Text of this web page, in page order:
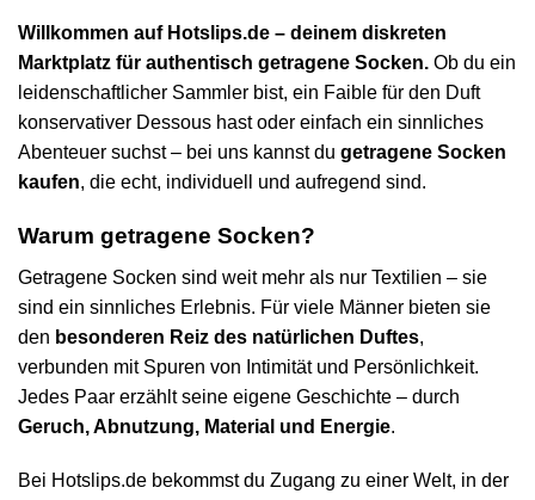
Willkommen auf Hotslips.de – deinem diskreten
Marktplatz für authentisch getragene Socken. Ob du ein
leidenschaftlicher Sammler bist, ein Faible für den Duft
konservativer Dessous hast oder einfach ein sinnliches
Abenteuer suchst – bei uns kannst du getragene Socken
kaufen, die echt, individuell und aufregend sind.
Warum getragene Socken?
Getragene Socken sind weit mehr als nur Textilien – sie
sind ein sinnliches Erlebnis. Für viele Männer bieten sie
den besonderen Reiz des natürlichen Duftes,
verbunden mit Spuren von Intimität und Persönlichkeit.
Jedes Paar erzählt seine eigene Geschichte – durch
Geruch, Abnutzung, Material und Energie.
Bei Hotslips.de bekommst du Zugang zu einer Welt, in der